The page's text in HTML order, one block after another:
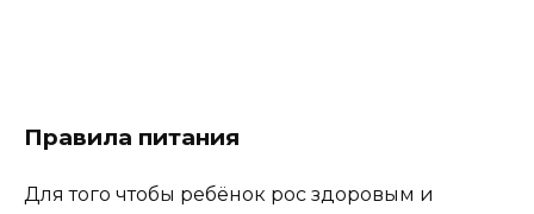
Правила питания
Для того чтобы ребёнок рос здоровым и